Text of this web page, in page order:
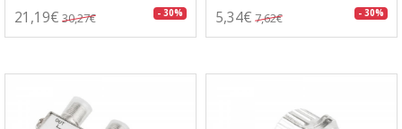
21,19€ 30,27€ - 30% 5,34€ 7,62€ - 30%